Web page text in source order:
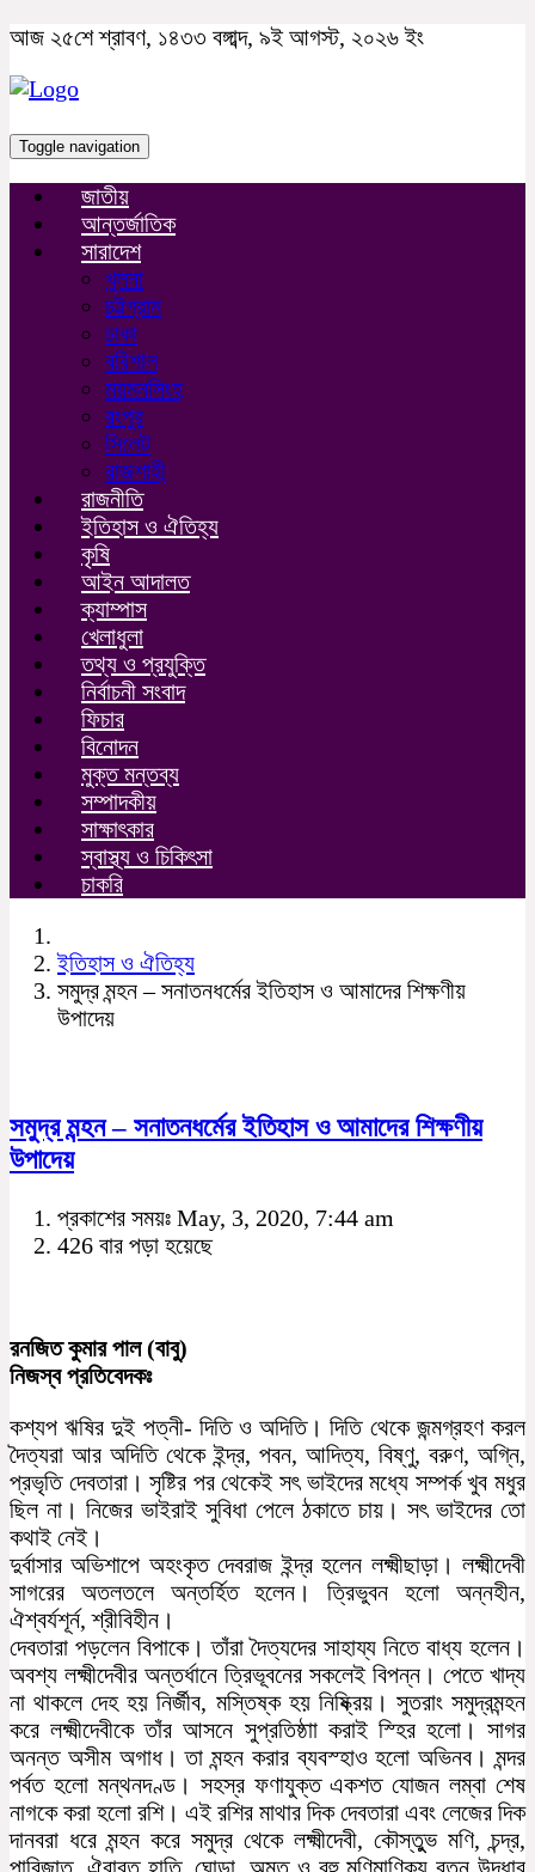
আজ ২৫শে শ্রাবণ, ১৪৩৩ বঙ্গাব্দ, ৯ই আগস্ট, ২০২৬ ইং
Toggle navigation
জাতীয়
আন্তর্জাতিক
সারাদেশ
খুলনা
চট্টগ্রাম
ঢাকা
বরিশাল
ময়মনসিংহ
রংপুর
সিলেট
রাজশাহী
রাজনীতি
ইতিহাস ও ঐতিহ্য
কৃষি
আইন আদালত
ক্যাম্পাস
খেলাধুলা
তথ্য ও প্রযুক্তি
নির্বাচনী সংবাদ
ফিচার
বিনোদন
মুক্ত মন্তব্য
সম্পাদকীয়
সাক্ষাৎকার
স্বাস্থ্য ও চিকিৎসা
চাকরি
ইতিহাস ও ঐতিহ্য
সমুদ্র মন্হন – সনাতনধর্মের ইতিহাস ও আমাদের শিক্ষণীয়
উপাদেয়
সমুদ্র মন্হন – সনাতনধর্মের ইতিহাস ও আমাদের শিক্ষণীয়
উপাদেয়
প্রকাশের সময়ঃ May, 3, 2020, 7:44 am
426 বার পড়া হয়েছে
রনজিত কুমার পাল (বাবু)
নিজস্ব প্রতিবেদকঃ
কশ্যপ ঋষির দুই পত্নী- দিতি ও অদিতি। দিতি থেকে জন্মগ্রহণ করল
দৈত্যরা আর অদিতি থেকে ইন্দ্র, পবন, আদিত্য, বিষ্ণু, বরুণ, অগ্নি,
প্রভৃতি দেবতারা। সৃষ্টির পর থেকেই সৎ ভাইদের মধ্যে সম্পর্ক খুব মধুর
ছিল না। নিজের ভাইরাই সুবিধা পেলে ঠকাতে চায়। সৎ ভাইদের তো
কথাই নেই।
দুর্বাসার অভিশাপে অহংকৃত দেবরাজ ইন্দ্র হলেন লক্ষ্মীছাড়া। লক্ষ্মীদেবী
সাগরের অতলতলে অন্তর্হিত হলেন। ত্রিভুবন হলো অন্নহীন,
ঐশ্বর্যশূর্ন, শ্রীবিহীন।
দেবতারা পড়লেন বিপাকে। তাঁরা দৈত্যদের সাহায্য নিতে বাধ্য হলেন।
অবশ্য লক্ষ্মীদেবীর অন্তর্ধানে ত্রিভূবনের সকলেই বিপন্ন। পেতে খাদ্য
না থাকলে দেহ হয় নির্জীব, মস্তিষ্ক হয় নিষ্ক্রিয়। সুতরাং সমুদ্রমন্হন
করে লক্ষ্মীদেবীকে তাঁর আসনে সুপ্রতিষ্ঠাা করাই স্হির হলো। সাগর
অনন্ত অসীম অগাধ। তা মন্হন করার ব্যবস্হাও হলো অভিনব। মন্দর
পর্বত হলো মন্থনদণ্ড। সহস্র ফণাযুক্ত একশত যোজন লম্বা শেষ
নাগকে করা হলো রশি। এই রশির মাথার দিক দেবতারা এবং লেজের দিক
দানবরা ধরে মন্হন করে সমুদ্র থেকে লক্ষ্মীদেবী, কৌস্তুুভ মণি, চন্দ্র,